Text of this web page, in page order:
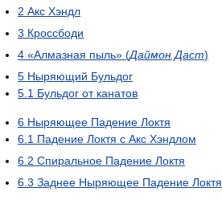
2 Акс Хэндл
3 Кроссбоди
4 «Алмазная пыль» (Даймон Даст)
5 Ныряющий Бульдог
5.1 Бульдог от канатов
6 Ныряющее Падение Локтя
6.1 Падение Локтя с Акс Хэндлом
6.2 Спиральное Падение Локтя
6.3 Заднее Ныряющее Падение Локтя